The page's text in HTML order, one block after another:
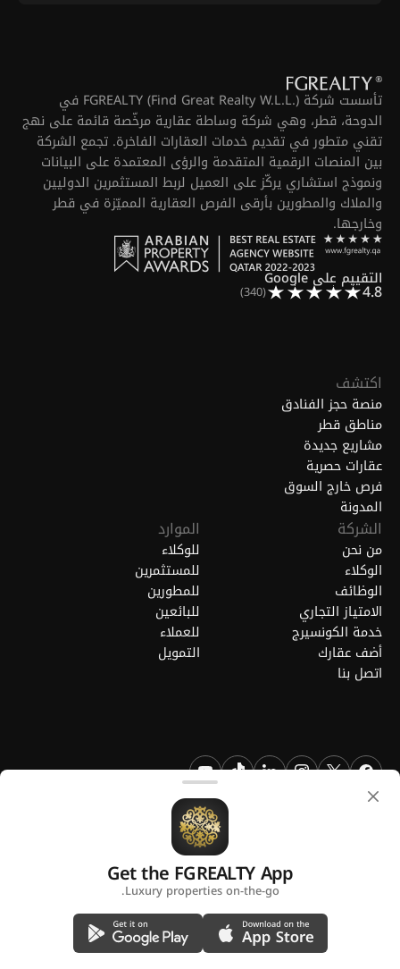
تأسست شركة FGREALTY (Find Great Realty W.L.L.) في
الدوحة، قطر، وهي شركة وساطة عقارية مرخّصة قائمة على نهج
تقني متطور في تقديم خدمات العقارات الفاخرة. تجمع الشركة
بين المنصات الرقمية المتقدمة والرؤى المعتمدة على البيانات
ونموذج استشاري يركّز على العميل لربط المستثمرين الدوليين
والملاك والمطورين بأرقى الفرص العقارية المميّزة في قطر
وخارجها.
التقييم على Google
4.8
(340)
اكتشف
منصة حجز الفنادق
مناطق قطر
مشاريع جديدة
عقارات حصرية
فرص خارج السوق
المدونة
الشركة
من نحن
الوكلاء
الوظائف
الامتياز التجاري
خدمة الكونسيرج
أضف عقارك
اتصل بنا
الموارد
للوكلاء
للمستثمرين
للمطورين
للبائعين
للعملاء
التمويل
هي علامة تجارية مسجلة لشركة فايند جريت ريالتي ذ.م.م قطر.
الشروط والأحكاماستخدام ملفات تعريف الارتباط
Get the FGREALTY App
Luxury properties on-the-go.